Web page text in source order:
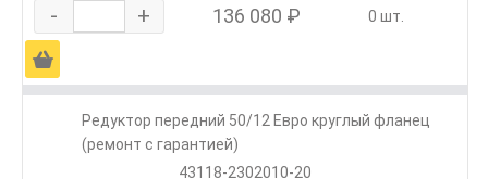
- + 136 080 ₽ 0 шт.
Ä
Редуктор передний 50/12 Евро круглый фланец
(ремонт с гарантией)
43118-2302010-20